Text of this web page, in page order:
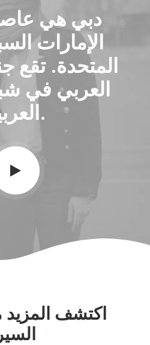
دبي هي
الإمارات
المتحدة. تقع
العربي في
العربية.
اكتشف
السير